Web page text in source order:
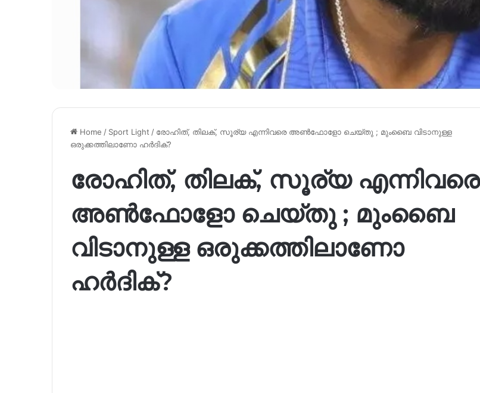
Home / Sport Light / രോഹിത്, തിലക്, സൂര്യ എന്നിവരെ അൺഫോളോ ചെയ്തു ; മുംബൈ വിടാനുള്ള
ഒരുക്കത്തിലാണോ ഹർദിക്?
രോഹിത്, തിലക്, സൂര്യ എന്നിവരെ
അൺഫോളോ ചെയ്തു ; മുംബൈ
വിടാനുള്ള ഒരുക്കത്തിലാണോ
ഹർദിക്?